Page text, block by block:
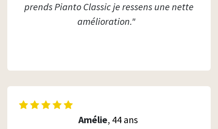
prends Pianto Classic je ressens une nette
amélioration."
Amélie, 44 ans